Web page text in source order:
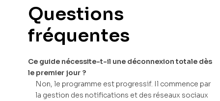
Questions
fréquentes
Ce guide nécessite-t-il une déconnexion totale dès
le premier jour ?
Non, le programme est progressif. Il commence par
la gestion des notifications et des réseaux sociaux